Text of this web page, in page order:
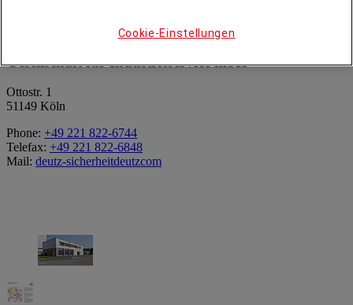
DEUTZ SICHERHEIT
Gesellschaft für Industrieservice mbH
Ottostr. 1
51149 Köln
Phone: +49 221 822-6744
Telefax: +49 221 822-6848
Mail: deutz-sicherheitdeutzcom
Cookie-Einstellungen